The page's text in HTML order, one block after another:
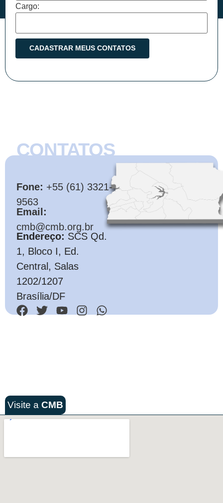
Cargo:
CONTATOS
Fone: +55 (61) 3321-
9563
Email:
cmb@cmb.org.br
Endereço: SCS Qd.
1, Bloco I, Ed.
Central, Salas
1202/1207
Brasília/DF
Visite a CMB